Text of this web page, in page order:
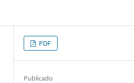
PDF
Publicado